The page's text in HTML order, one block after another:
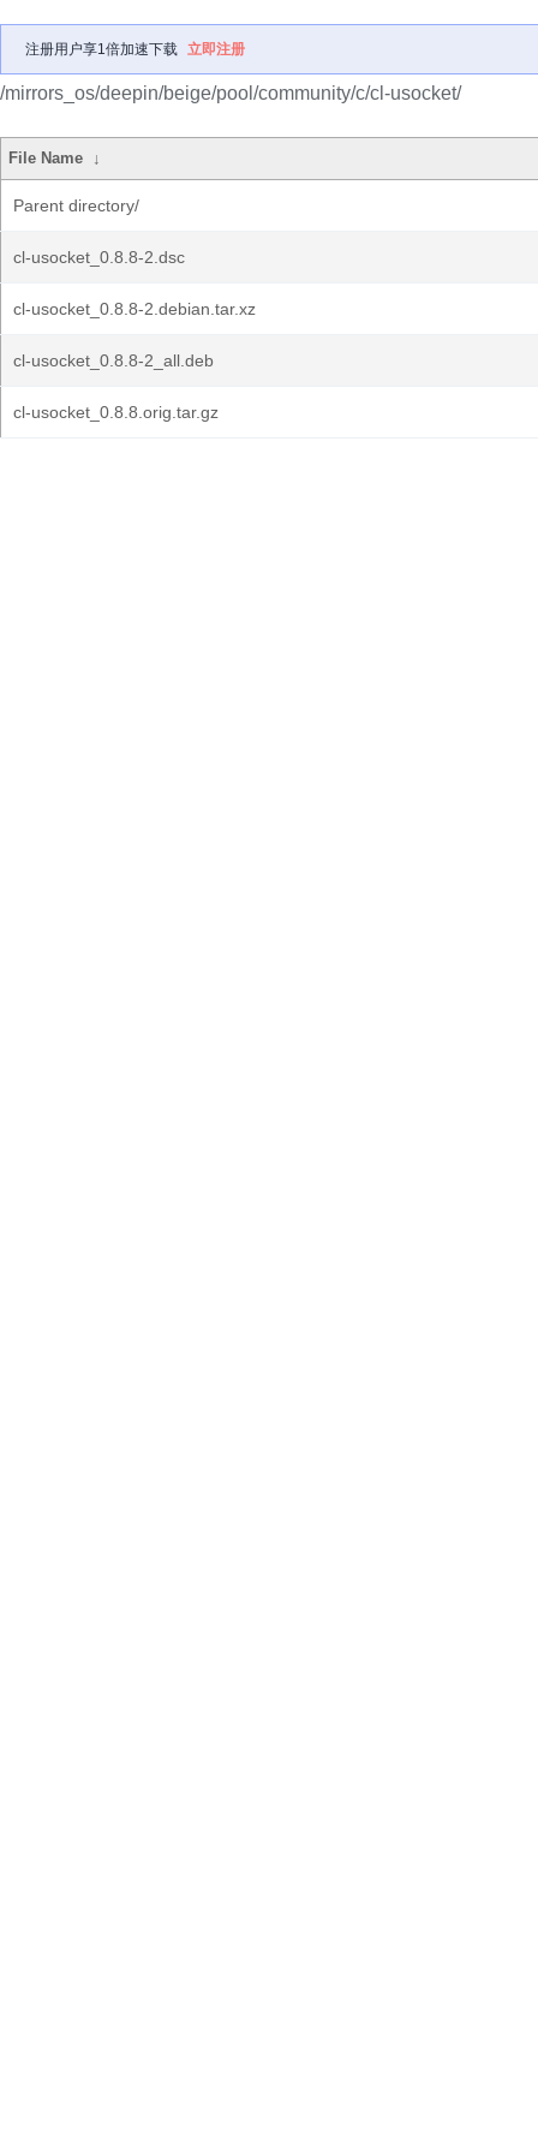
注册用户享1倍加速下载 立即注册
/mirrors_os/deepin/beige/pool/community/c/cl-usocket/
File Name ↓
Parent directory/
cl-usocket_0.8.8-2.dsc
cl-usocket_0.8.8-2.debian.tar.xz
cl-usocket_0.8.8-2_all.deb
cl-usocket_0.8.8.orig.tar.gz